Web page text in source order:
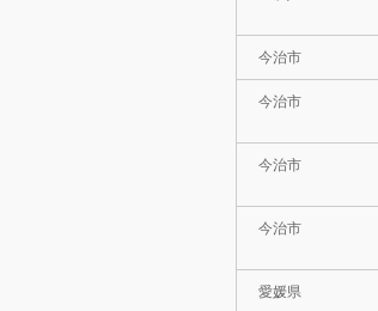
今治市
今治市
今治市
今治市
愛媛県